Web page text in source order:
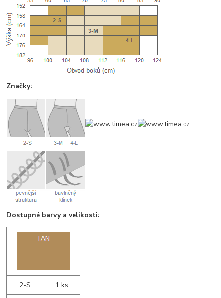
Značky:
Dostupné barvy a velikosti:
2-S
1 ks